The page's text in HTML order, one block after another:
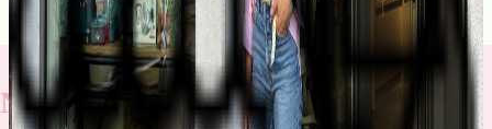
Nos nouveautés